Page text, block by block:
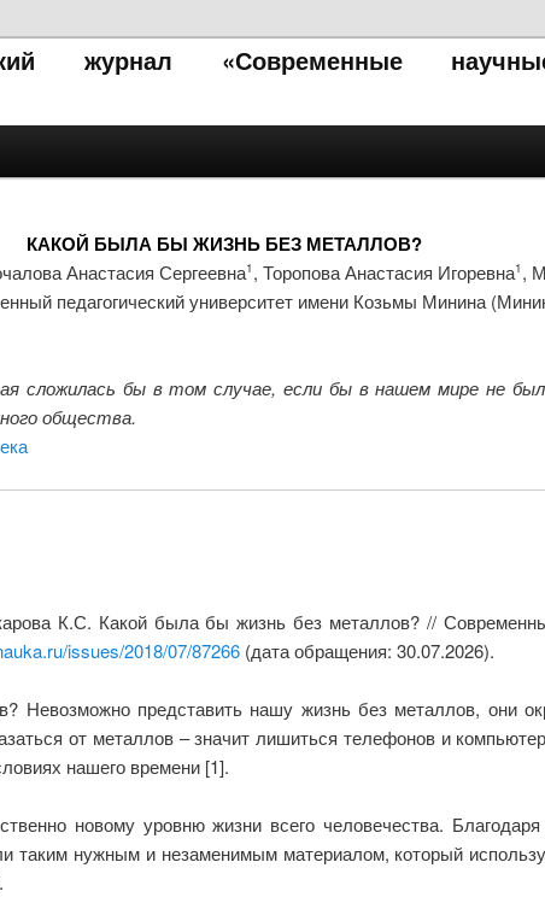
журнал «Современные
КАКОЙ БЫЛА БЫ ЖИЗНЬ БЕЗ МЕТАЛЛОВ?
Анастасия Сергеевна1 , Торопова Анастасия Игоревна1 ,
педагогический университет имени Козьмы Минина
сложилась бы в том случае, если бы в нашем мире не
общества.
К.С. Какой была бы жизнь без металлов? //
issues/2018/07/87266(дата обращения: 30.07.2026).
представить нашу жизнь без металлов, они
от металлов – значит лишиться телефонов и
нашего времени [1].
новому уровню жизни всего человечества.
таким нужным и незаменимым материалом, который